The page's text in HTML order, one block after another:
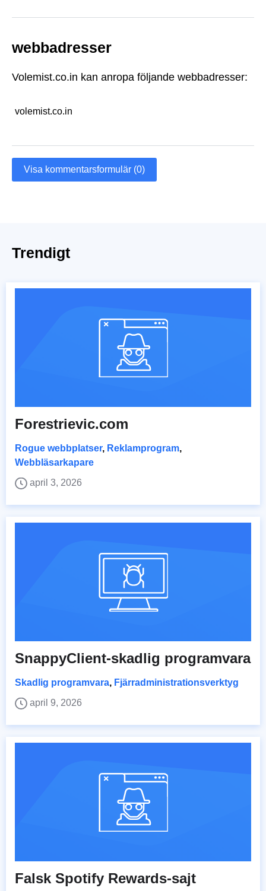
webbadresser
Volemist.co.in kan anropa följande webbadresser:
volemist.co.in
Visa kommentarsformulär (0)
Trendigt
Forestrievic.com
Rogue webbplatser, Reklamprogram,
Webbläsarkapare
april 3, 2026
SnappyClient-skadlig programvara
Skadlig programvara, Fjärradministrationsverktyg
april 9, 2026
Falsk Spotify Rewards-sajt